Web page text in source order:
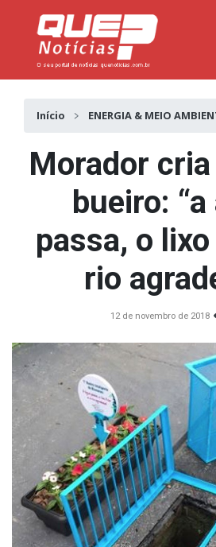
Início ENERGIA & MEIO
Morador
bueiro:
passa, o
rio
12 de novembro de 2018